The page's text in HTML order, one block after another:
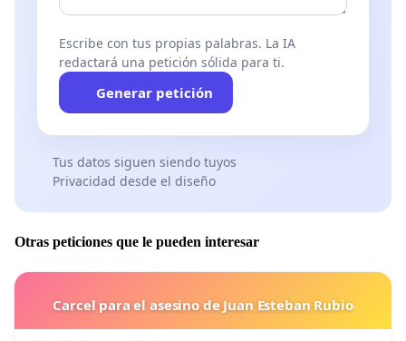
Escribe con tus propias palabras. La IA
redactará una petición sólida para ti.
Generar petición
Tus datos siguen siendo tuyos
Privacidad desde el diseño
Otras peticiones que le pueden interesar
Carcel para el asesino de Juan Esteban Rubio